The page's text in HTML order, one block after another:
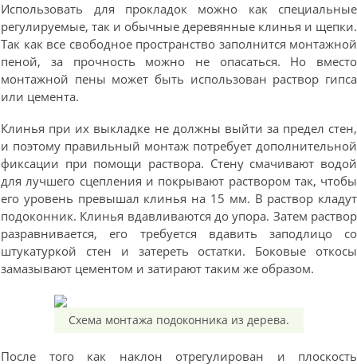
Использовать для прокладок можно как специальные
регулируемые, так и обычные деревянные клинья и щепки.
Так как все свободное пространство заполнится монтажной
пеной, за прочность можно не опасаться. Но вместо
монтажной пены может быть использован раствор гипса
или цемента.
Клинья при их выкладке не должны выйти за предел стен,
и поэтому правильный монтаж потребует дополнительной
фиксации при помощи раствора. Стену смачивают водой
для лучшего сцепления и покрывают раствором так, чтобы
его уровень превышал клинья на 15 мм. В раствор кладут
подоконник. Клинья вдавливаются до упора. Затем раствор
разравнивается, его требуется вдавить заподлицо со
штукатуркой стен и затереть остатки. Боковые откосы
замазывают цементом и затирают таким же образом.
Схема монтажа подоконника из дерева.
После того как наклон отрегулирован и плоскость